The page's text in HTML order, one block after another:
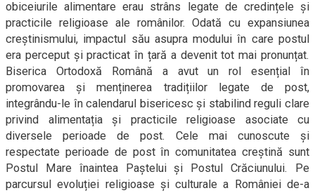
obiceiurile alimentare erau strâns legate de credințele și
practicile religioase ale românilor. Odată cu expansiunea
creștinismului, impactul său asupra modului în care postul
era perceput și practicat în țară a devenit tot mai pronunțat.
Biserica Ortodoxă Română a avut un rol esențial în
promovarea și menținerea tradițiilor legate de post,
integrându-le în calendarul bisericesc și stabilind reguli clare
privind alimentația și practicile religioase asociate cu
diversele perioade de post. Cele mai cunoscute și
respectate perioade de post în comunitatea creștină sunt
Postul Mare înaintea Paștelui și Postul Crăciunului. Pe
parcursul evoluției religioase și culturale a României de-a